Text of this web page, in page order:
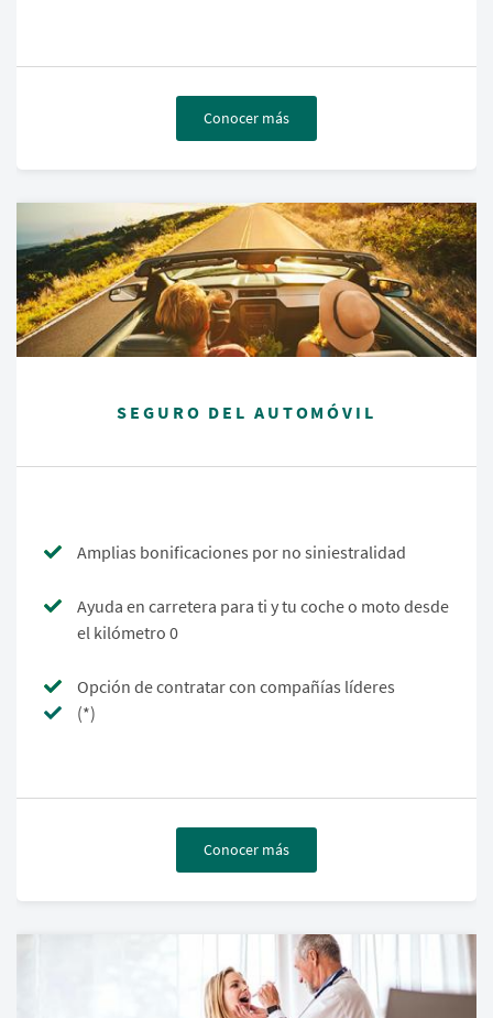
Conocer más
SEGURO DEL AUTOMÓVIL
Amplias bonificaciones por no siniestralidad
Ayuda en carretera para ti y tu coche o moto desde
el kilómetro 0
Opción de contratar con compañías líderes
(*)
Conocer más